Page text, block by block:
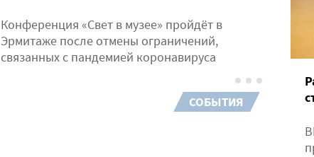
Конференция «Свет в музее» пройдёт в
Эрмитаже после отмены ограничений,
связанных с пандемией коронавируса
СОБЫТИЯ